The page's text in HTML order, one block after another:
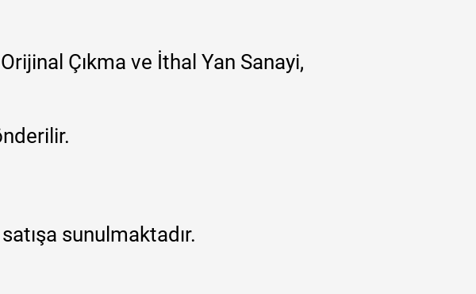
Çıkma ve İthal Yan Sanayi,
sunulmaktadır.